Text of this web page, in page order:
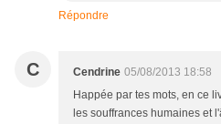
Répondre
C Cendrine 05/08/2013 18:58
Happée par tes mots, en ce
les souffrances humaines et